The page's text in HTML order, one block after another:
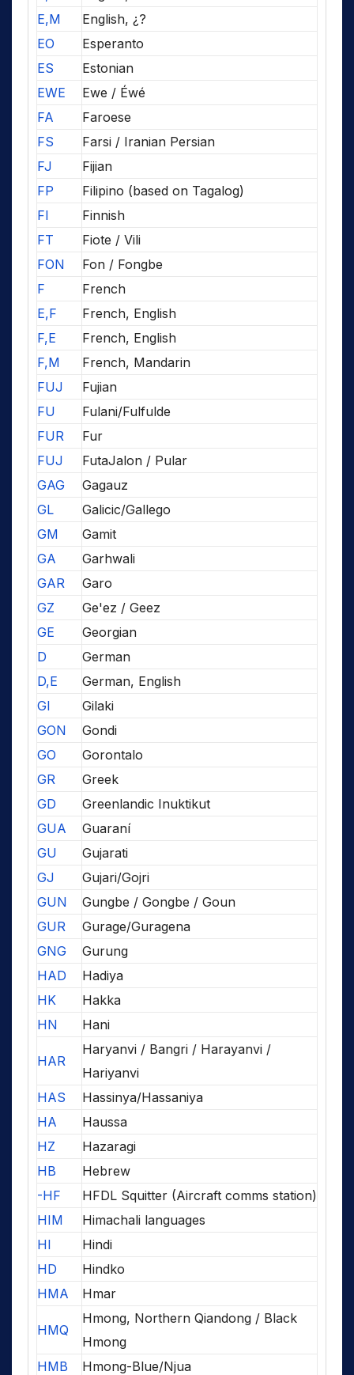
E,M
English, ¿?
EO
Esperanto
ES
Estonian
EWE
Ewe / Éwé
FA
Faroese
FS
Farsi / Iranian Persian
FJ
Fijian
FP
Filipino (based on Tagalog)
FI
Finnish
FT
Fiote / Vili
FON
Fon / Fongbe
F
French
E,F
French, English
F,E
French, English
F,M
French, Mandarin
FUJ
Fujian
FU
Fulani/Fulfulde
FUR
Fur
FUJ
FutaJalon / Pular
GAG
Gagauz
GL
Galicic/Gallego
GM
Gamit
GA
Garhwali
GAR
Garo
GZ
Ge'ez / Geez
GE
Georgian
D
German
D,E
German, English
GI
Gilaki
GON
Gondi
GO
Gorontalo
GR
Greek
GD
Greenlandic Inuktikut
GUA
Guaraní
GU
Gujarati
GJ
Gujari/Gojri
GUN
Gungbe / Gongbe / Goun
GUR
Gurage/Guragena
GNG
Gurung
HAD
Hadiya
HK
Hakka
HN
Hani
HAR
Haryanvi / Bangri / Harayanvi /
Hariyanvi
HAS
Hassinya/Hassaniya
HA
Haussa
HZ
Hazaragi
HB
Hebrew
-HF
HFDL Squitter (Aircraft comms station)
HIM
Himachali languages
HI
Hindi
HD
Hindko
HMA
Hmar
HMQ
Hmong, Northern Qiandong / Black
Hmong
HMB
Hmong-Blue/Njua